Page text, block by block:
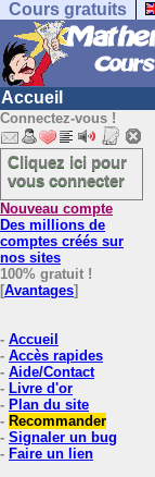
Cours gratuits
Accueil
Connectez-vous !
Cliquez ici pour
vous connecter
Nouveau compte
Des millions de
comptes créés sur
nos sites
100% gratuit !
[Avantages]
- Accueil
- Accès rapides
- Aide/Contact
- Livre d'or
- Plan du site
- Recommander
- Signaler un bug
- Faire un lien